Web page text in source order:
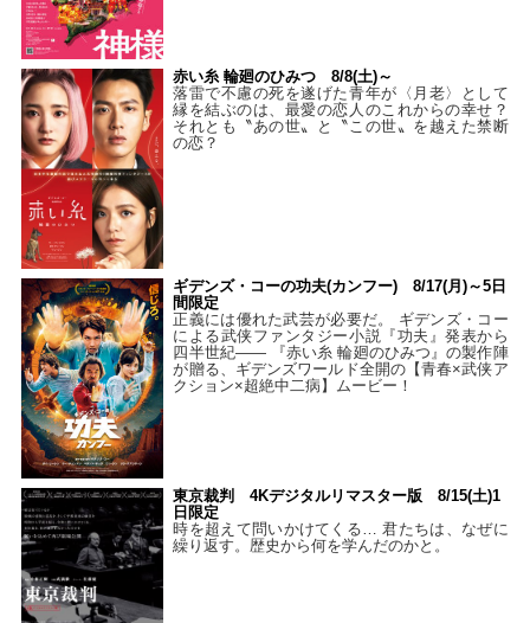
赤い糸 輪廻のひみつ 8/8(土)～
落雷で不慮の死を遂げた青年が〈月老〉として
縁を結ぶのは、最愛の恋人のこれからの幸せ？
それとも〝あの世〟と〝この世〟を越えた禁断
の恋？
ギデンズ・コーの功夫(カンフー) 8/17(月)～5日
間限定
正義には優れた武芸が必要だ。 ギデンズ・コー
による武侠ファンタジー小説『功夫』発表から
四半世紀―― 『赤い糸 輪廻のひみつ』の製作陣
が贈る、ギデンズワールド全開の【青春×武侠ア
クション×超絶中二病】ムービー！
東京裁判 4Kデジタルリマスター版 8/15(土)1
日限定
時を超えて問いかけてくる… 君たちは、なぜに
繰り返す。歴史から何を学んだのかと。